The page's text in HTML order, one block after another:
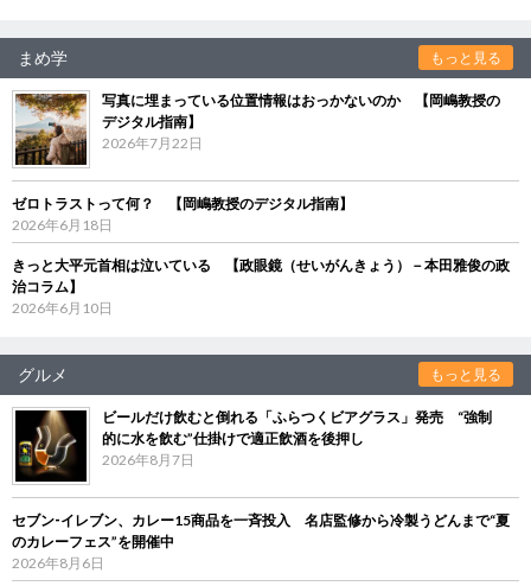
まめ学 もっと見る
写真に埋まっている位置情報はおっかないのか 【岡嶋教授の
デジタル指南】
2026年7月22日
ゼロトラストって何？ 【岡嶋教授のデジタル指南】
2026年6月18日
きっと大平元首相は泣いている 【政眼鏡（せいがんきょう）－本田雅俊の政
治コラム】
2026年6月10日
グルメ もっと見る
ビールだけ飲むと倒れる「ふらつくビアグラス」発売 “強制
的に水を飲む”仕掛けで適正飲酒を後押し
2026年8月7日
セブン‐イレブン、カレー15商品を一斉投入 名店監修から冷製うどんまで“夏
のカレーフェス”を開催中
2026年8月6日